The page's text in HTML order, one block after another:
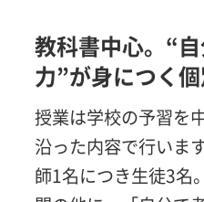
教科書中心。“
力”が身につく個
授業は学校の予習を
沿った内容で行いま
師1名につき生徒3名